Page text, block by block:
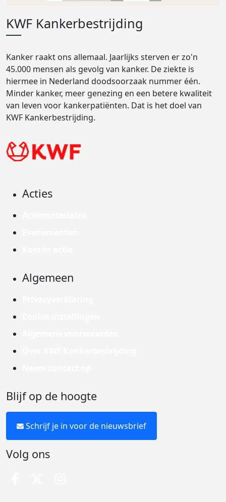
KWF Kankerbestrijding
Kanker raakt ons allemaal. Jaarlijks sterven er zo'n
45.000 mensen als gevolg van kanker. De ziekte is
hiermee in Nederland doodsoorzaak nummer één.
Minder kanker, meer genezing en een betere kwaliteit
van leven voor kankerpatiënten. Dat is het doel van
KWF Kankerbestrijding.
Acties
Algemeen
Blijf op de hoogte
Schrijf je in voor de nieuwsbrief
Volg ons